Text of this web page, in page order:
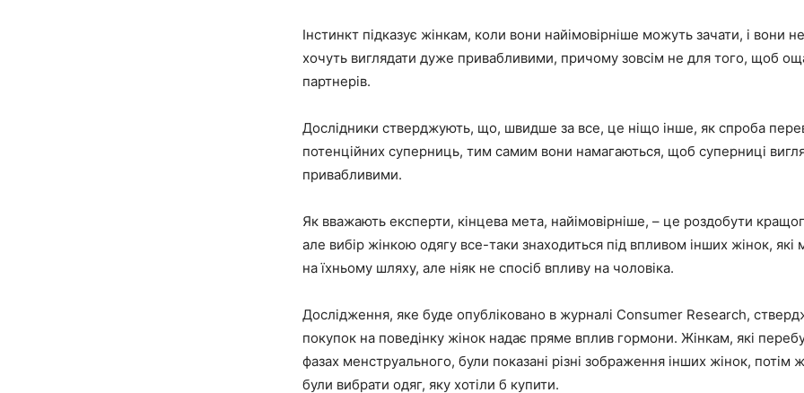
Інстинкт підказує жінкам, коли вони найімовірніше можуть зачати, і вони
хочуть виглядати дуже привабливими, причому зовсім не для того, щоб
партнерів.
Дослідники стверджують, що, швидше за все, це ніщо інше, як спроба
потенційних суперниць, тим самим вони намагаються, щоб суперниці
привабливими.
Як вважають експерти, кінцева мета, найімовірніше, – це роздобути
але вибір жінкою одягу все-таки знаходиться під впливом інших жінок, які
на їхньому шляху, але ніяк не спосіб впливу на чоловіка.
Дослідження, яке буде опубліковано в журналі Consumer Research,
покупок на поведінку жінок надає пряме вплив гормони. Жінкам, які
фазах менструального, були показані різні зображення інших жінок, потім
були вибрати одяг, яку хотіли б купити.